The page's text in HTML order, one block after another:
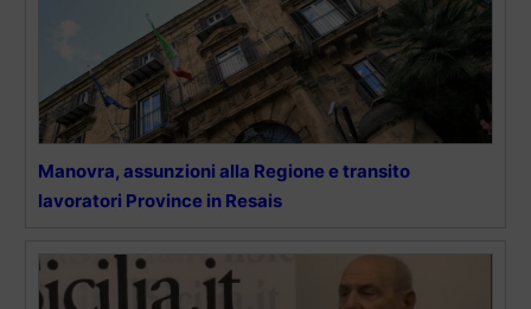
Manovra, assunzioni alla Regione e transito
lavoratori Province in Resais